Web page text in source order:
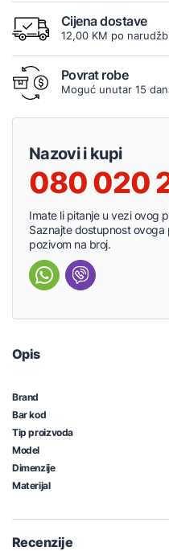
Cijena dostave
12,00 KM po
Povrat robe
Moguć unutar 15
Nazovi i kupi
080 020
Imate li pitanje u vezi ovog
Saznajte dostupnost
pozivom na broj.
Opis
Brand
Bar kod
Tip proizvoda
Model
Dimenzije
Materijal
Recenzije